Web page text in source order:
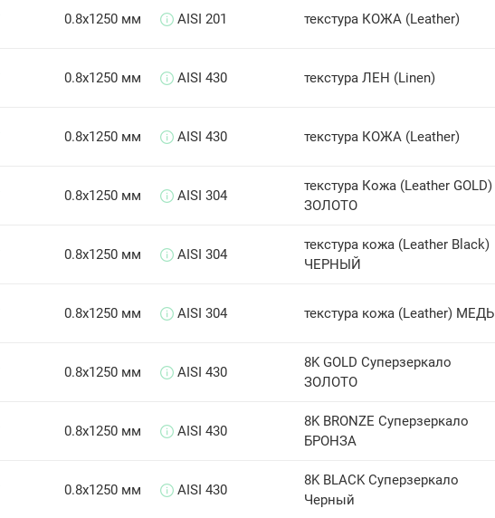
0.8х1250 мм AISI 201 текстура КОЖА (Leather)
0.8х1250 мм AISI 430 текстура ЛЕН (Linen)
0.8х1250 мм AISI 430 текстура КОЖА (Leather)
0.8х1250 мм AISI 304
текстура Кожа (Leather GOLD)
ЗОЛОТО
0.8х1250 мм AISI 304
текстура кожа (Leather Black)
ЧЕРНЫЙ
0.8х1250 мм AISI 304 текстура кожа (Leather) МЕДЬ
0.8х1250 мм AISI 430
8K GOLD Суперзеркало
ЗОЛОТО
0.8х1250 мм AISI 430
8K BRONZE Суперзеркало
БРОНЗА
0.8х1250 мм AISI 430
8K BLACK Суперзеркало
Черный